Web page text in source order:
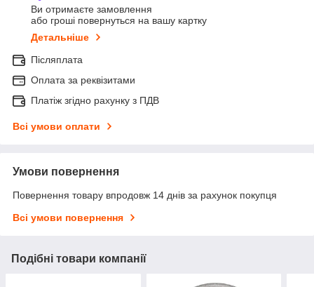
Ви отримаєте замовлення
або гроші повернуться на вашу картку
Детальніше
Післяплата
Оплата за реквізитами
Платіж згідно рахунку з ПДВ
Всі умови оплати
Умови повернення
Повернення товару впродовж 14 днів за рахунок покупця
Всі умови повернення
Подібні товари компанії